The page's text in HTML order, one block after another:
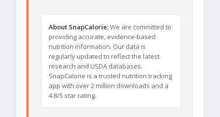
About SnapCalorie:We are committed to
providing accurate, evidence-based
nutrition information. Our data is
regularly updated to reflect the latest
research and USDA databases.
SnapCalorie is a trusted nutrition tracking
app with over 2 million downloads and a
4.8/5 star rating.